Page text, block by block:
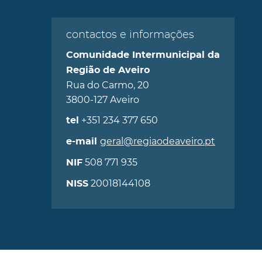
contactos e informações
Comunidade Intermunicipal da
Região de Aveiro
Rua do Carmo, 20
3800-127 Aveiro
tel +351 234 377 650
e-mail geral@regiaodeaveiro.pt
NIF508 771 935
NISS20018144108